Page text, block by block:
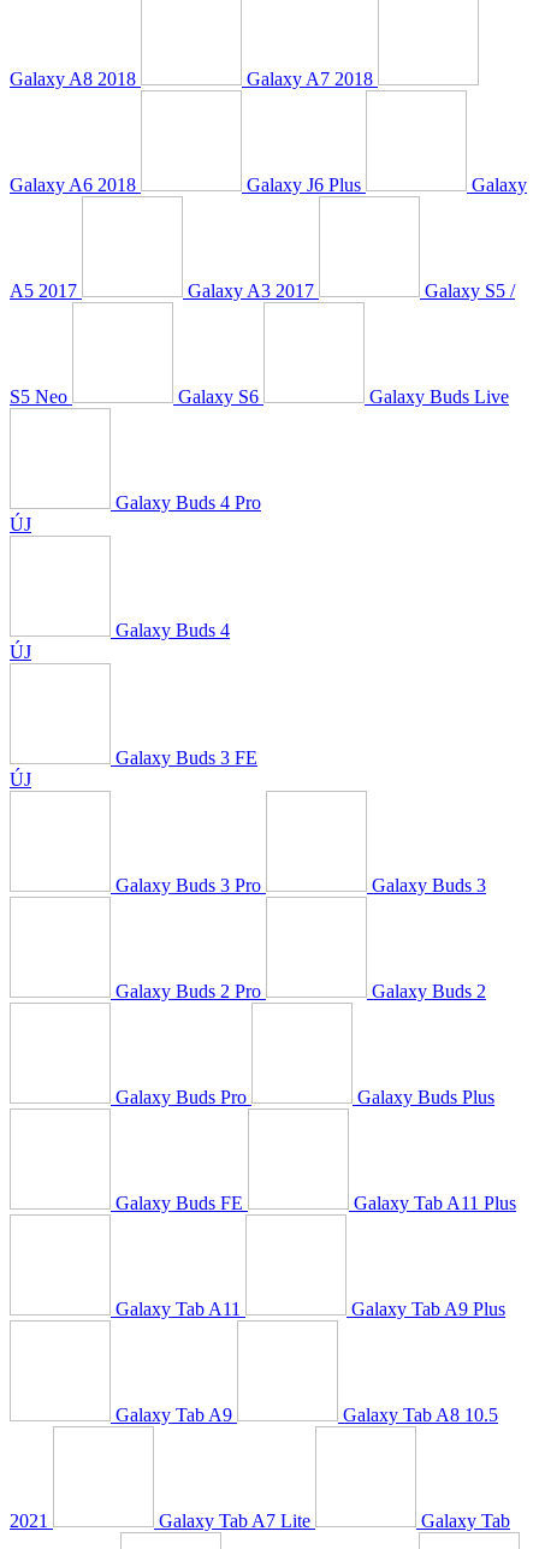
Galaxy A8 2018 Galaxy A7 2018
Galaxy A6 2018 Galaxy J6 Plus Galaxy
A5 2017 Galaxy A3 2017 Galaxy S5 /
S5 Neo Galaxy S6 Galaxy Buds Live
Galaxy Buds 4 Pro
ÚJ
Galaxy Buds 4
ÚJ
Galaxy Buds 3 FE
ÚJ
Galaxy Buds 3 Pro Galaxy Buds 3
Galaxy Buds 2 Pro Galaxy Buds 2
Galaxy Buds Pro Galaxy Buds Plus
Galaxy Buds FE Galaxy Tab A11 Plus
Galaxy Tab A11 Galaxy Tab A9 Plus
Galaxy Tab A9 Galaxy Tab A8 10.5
2021 Galaxy Tab A7 Lite Galaxy Tab